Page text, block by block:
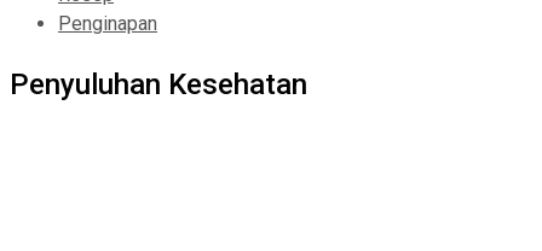
Penginapan
Penyuluhan Kesehatan